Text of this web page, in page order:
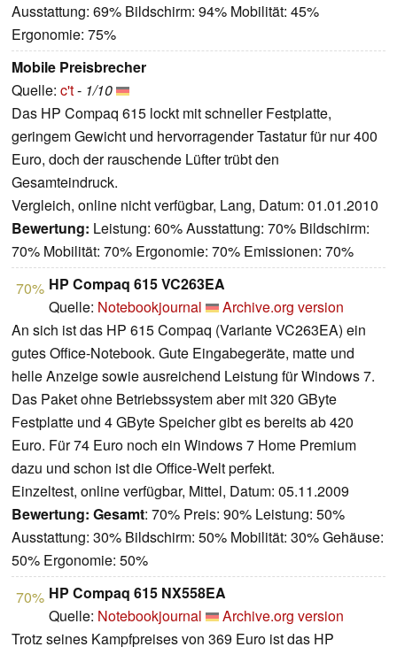
Ausstattung: 69% Bildschirm: 94% Mobilität: 45%
Ergonomie: 75%
Mobile Preisbrecher
Quelle: c't- 1/10
Das HP Compaq 615 lockt mit schneller Festplatte,
geringem Gewicht und hervorragender Tastatur für nur 400
Euro, doch der rauschende Lüfter trübt den
Gesamteindruck.
Vergleich, online nicht verfügbar, Lang, Datum: 01.01.2010
Bewertung: Leistung: 60% Ausstattung: 70% Bildschirm:
70% Mobilität: 70% Ergonomie: 70% Emissionen: 70%
70% HP Compaq 615 VC263EA
Quelle: Notebookjournal
Archive.org version
An sich ist das HP 615 Compaq (Variante VC263EA) ein
gutes Office-Notebook. Gute Eingabegeräte, matte und
helle Anzeige sowie ausreichend Leistung für Windows 7.
Das Paket ohne Betriebssystem aber mit 320 GByte
Festplatte und 4 GByte Speicher gibt es bereits ab 420
Euro. Für 74 Euro noch ein Windows 7 Home Premium
dazu und schon ist die Office-Welt perfekt.
Einzeltest, online verfügbar, Mittel, Datum: 05.11.2009
Bewertung: Gesamt: 70% Preis: 90% Leistung: 50%
Ausstattung: 30% Bildschirm: 50% Mobilität: 30% Gehäuse:
50% Ergonomie: 50%
70% HP Compaq 615 NX558EA
Quelle: Notebookjournal
Archive.org version
Trotz seines Kampfpreises von 369 Euro ist das HP